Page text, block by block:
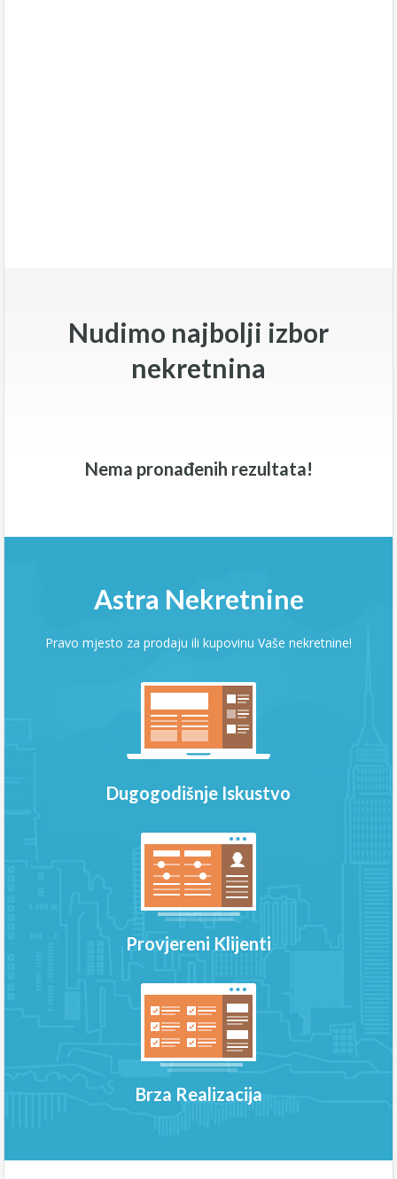
Nudimo najbolji izbor
nekretnina
Nema pronađenih rezultata!
Astra Nekretnine
Pravo mjesto za prodaju ili kupovinu Vaše nekretnine!
Dugogodišnje Iskustvo
Provjereni Klijenti
Brza Realizacija